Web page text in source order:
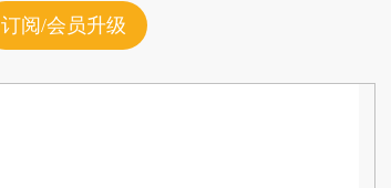
订阅/会员升级